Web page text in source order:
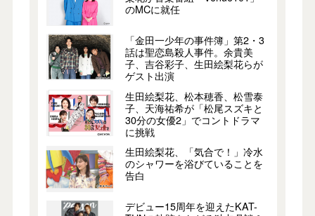
のMCに就任
「金田一少年の事件簿」第2・3
話は聖恋島殺人事件。余貴美
子、吉谷彩子、生田絵梨花らが
ゲスト出演
生田絵梨花、松本穂香、松雪泰
子、天海祐希が「松尾スズキと
30分の女優2」でコントドラマ
に挑戦
生田絵梨花、「気合で！」冷水
のシャワーを浴びていることを
告白
デビュー15周年を迎えたKAT-